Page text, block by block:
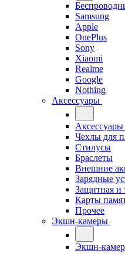
Samsung
Apple
OnePlus
Sony
Xiaomi
Realme
Google
Nothing
Аксессуары
Аксессуары
Чехлы для
Стилусы
Браслеты
Внешние
Зарядные
Защитная и
Карты
Прочее
Экшн-камеры
Экшн-